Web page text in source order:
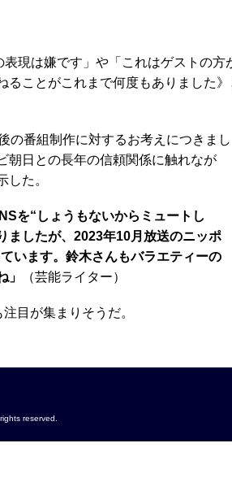
現は嫌です」や「これはゲストの
ことがこれまで何度もありました
の番組制作に対するお考えにつきまし
朝日との長年の信頼関係に触れなが
た。
を“しょうもないからミュートし
ましたが、2023年10月放送のニッポ
います。鈴木さんもバラエティーの
」
（芸能ライター）
目が集まりそうだ。
reserved.